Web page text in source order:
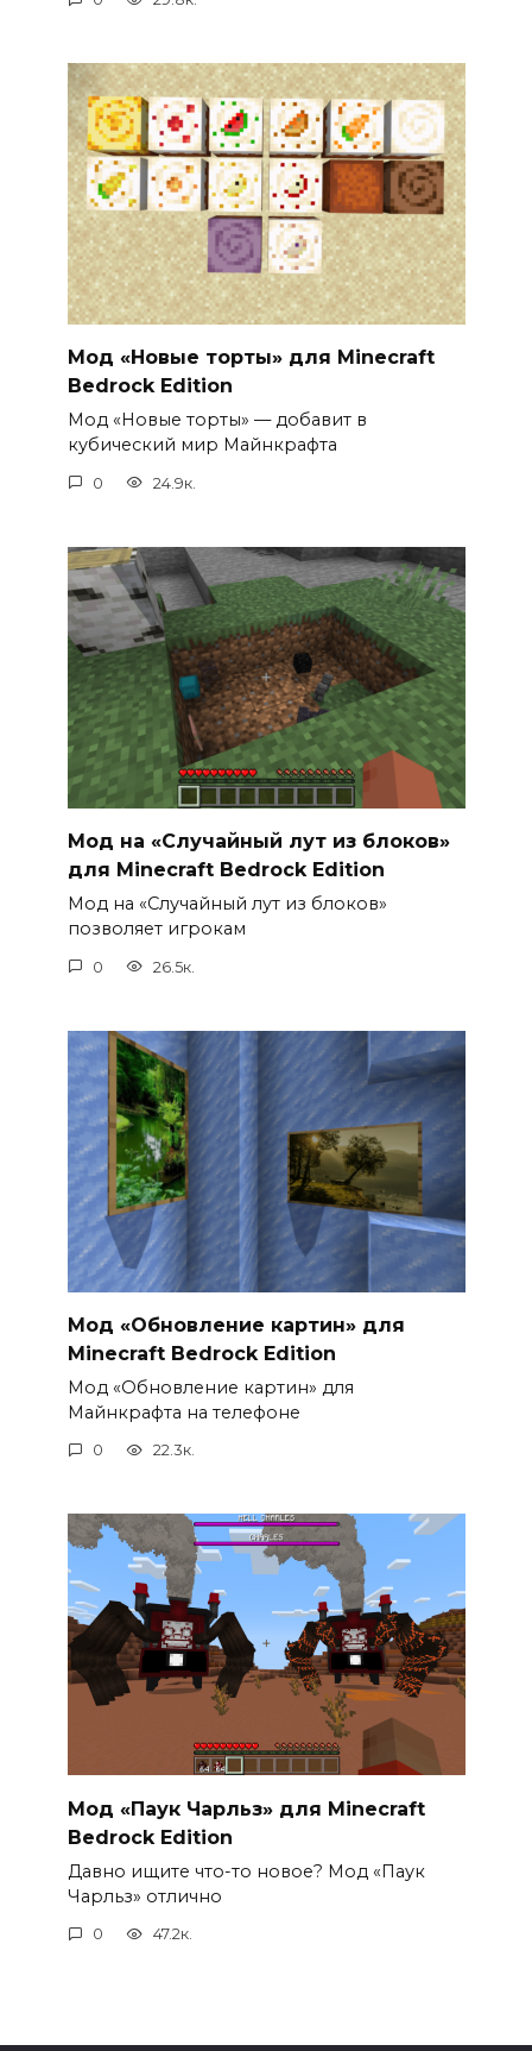
Мод «Новые торты» для Minecraft
Bedrock Edition
Мод «Новые торты» — добавит в
кубический мир Майнкрафта
0 24.9к.
Мод на «Случайный лут из блоков»
для Minecraft Bedrock Edition
Мод на «Случайный лут из блоков»
позволяет игрокам
0 26.5к.
Мод «Обновление картин» для
Minecraft Bedrock Edition
Мод «Обновление картин» для
Майнкрафта на телефоне
0 22.3к.
Мод «Паук Чарльз» для Minecraft
Bedrock Edition
Давно ищите что-то новое? Мод «Паук
Чарльз» отлично
0 47.2к.